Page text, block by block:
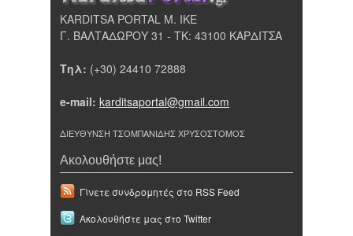
KARDITSA PORTAL Μ. ΙΚΕ
Γ. ΒΑΛΤΑΔΩΡΟΥ 31 - ΤΚ: 43100 ΚΑΡΔΙΤΣΑ
Τηλ: (+30) 24410 72888
e-mail: karditsaportal@gmail.com
ΔΙΕΥΘΥΝΣΗ ΤΣΟΜΠΑΝΙΔΗΣ ΧΡΥΣΟΣΤΟΜΟΣ
Ακολουθήστε μας!
Γίνετε συνδρομητές στο RSS Feed
Ακολουθήστε μας στο Twitter